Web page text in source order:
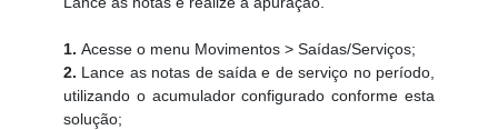
1. Acesse o menu Movimentos > Saídas/Serviços;
2. Lance as notas de saída e de serviço no período,
utilizando o acumulador configurado conforme esta
solução;